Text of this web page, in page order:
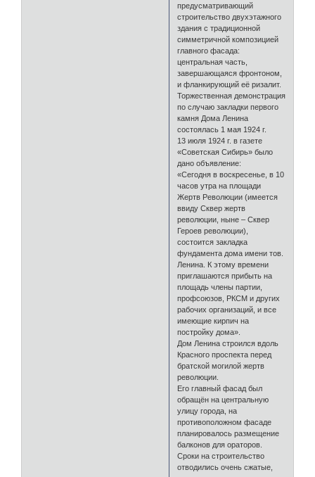
предусматривающий
строительство двухэтажного
здания с традиционной
симметричной композицией
главного фасада:
центральная часть,
завершающаяся фронтоном,
и фланкирующий её ризалит.
Торжественная демонстрация
по случаю закладки первого
камня Дома Ленина
состоялась 1 мая 1924 г.
13 июля 1924 г. в газете
«Советская Сибирь» было
дано объявление:
«Сегодня в воскресенье, в 10
часов утра на площади
Жертв Революции (имеется
ввиду Сквер жертв
революции, ныне – Сквер
Героев революции),
состоится закладка
фундамента дома имени тов.
Ленина. К этому времени
приглашаются прибыть на
площадь члены партии,
профсоюзов, РКСМ и других
рабочих организаций, и все
имеющие кирпич на
постройку дома».
Дом Ленина строился вдоль
Красного проспекта перед
братской могилой жертв
революции.
Его главный фасад был
обращён на центральную
улицу города, на
противоположном фасаде
планировалось размещение
балконов для ораторов.
Сроки на строительство
отводились очень сжатые,